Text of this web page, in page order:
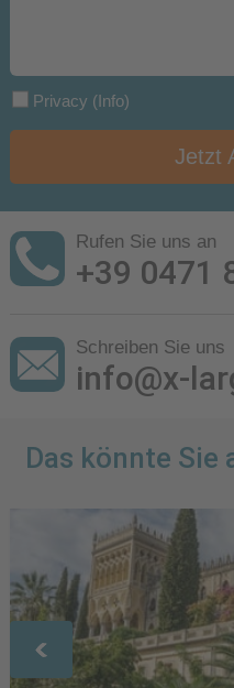
Privacy (Info)
Jetzt
Rufen Sie uns an
+39 0471
Schreiben Sie uns
info@x-
Das könnte Sie